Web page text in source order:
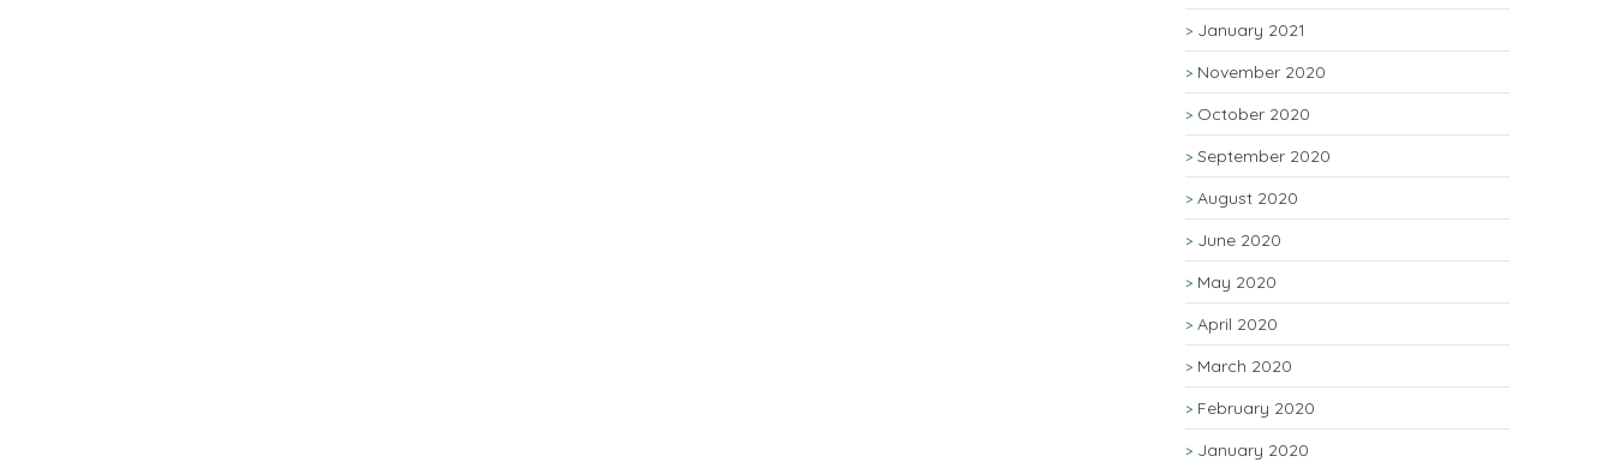
January 2021
November 2020
October 2020
September 2020
August 2020
June 2020
May 2020
April 2020
March 2020
February 2020
January 2020